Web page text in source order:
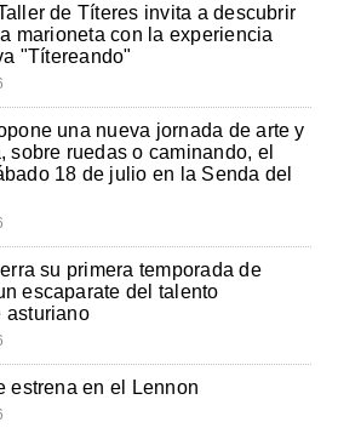
de Títeres invita a descubrir
marioneta con la experiencia
"Títereando"
una nueva jornada de arte y
sobre ruedas o caminando, el
18 de julio en la Senda del
su primera temporada de
escaparate del talento
asturiano
estrena en el Lennon